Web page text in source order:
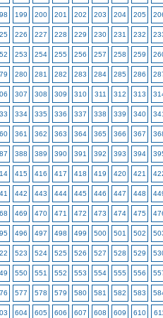
199 200 201 202 203 204 205
226 227 228 229 230 231 232
253 254 255 256 257 258 259
280 281 282 283 284 285 286
307 308 309 310 311 312 313
334 335 336 337 338 339 340
361 362 363 364 365 366 367
388 389 390 391 392 393 394
415 416 417 418 419 420 421
442 443 444 445 446 447 448
469 470 471 472 473 474 475
496 497 498 499 500 501 502
523 524 525 526 527 528 529
550 551 552 553 554 555 556
577 578 579 580 581 582 583
604 605 606 607 608 609 610